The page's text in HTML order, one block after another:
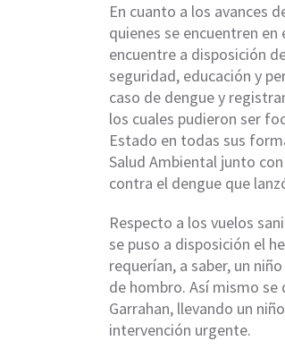
En cuanto a los avances
quienes se encuentren
encuentre a disposición
seguridad, educación y
caso de dengue y
los cuales pudieron ser
Estado en todas sus
Salud Ambiental junto
contra el dengue que
Respecto a los vuelos
se puso a disposición el
requerían, a saber, un
de hombro. Así mismo
Garrahan, llevando un
intervención urgente.